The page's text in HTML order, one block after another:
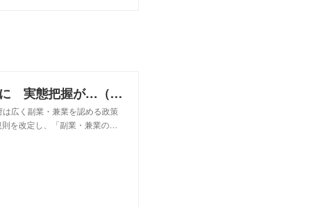
副業・兼業、原則認める届け出制に 実態把握が…（写真＝ロイター）
広く副業・兼業を認める政策
を改定し、「副業・兼業の…